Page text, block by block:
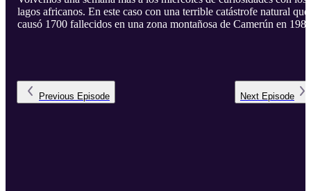
lagos africanos. En este caso con una terrible catástrofe natural que
causó 1700 fallecidos en una zona montañosa de Camerún en
Previous Episode Next Episode